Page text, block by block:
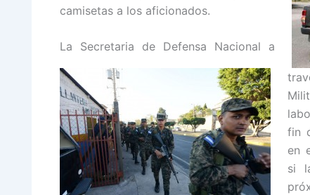
camisetas a los aficionados.
La Secretaria de Defensa Nacional a
fin
en
si